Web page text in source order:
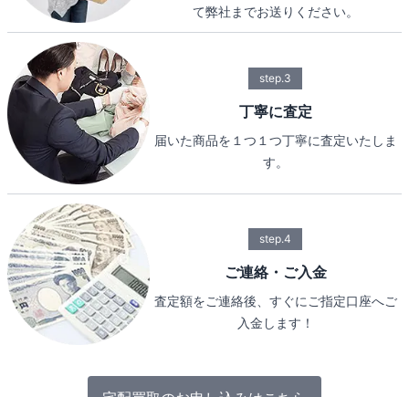
て弊社までお送りください。
step.3
丁寧に査定
届いた商品を１つ１つ丁寧に査定いたしま
す。
step.4
ご連絡・ご入金
査定額をご連絡後、すぐにご指定口座へご
入金します！